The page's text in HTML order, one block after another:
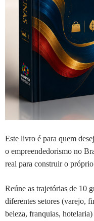
Este livro é para quem
o empreendedorismo no
real para construir o
Reúne as trajetórias de 10
diferentes setores (varejo,
beleza, franquias,